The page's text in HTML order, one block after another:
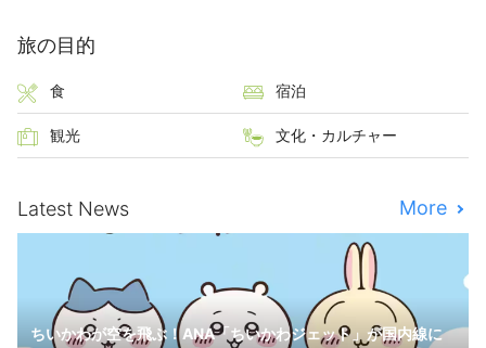
旅の目的
食 宿泊
観光 文化・カルチャー
Latest News More
ちいかわが空を飛ぶ！ANA「ちいかわジェット」が国内線に